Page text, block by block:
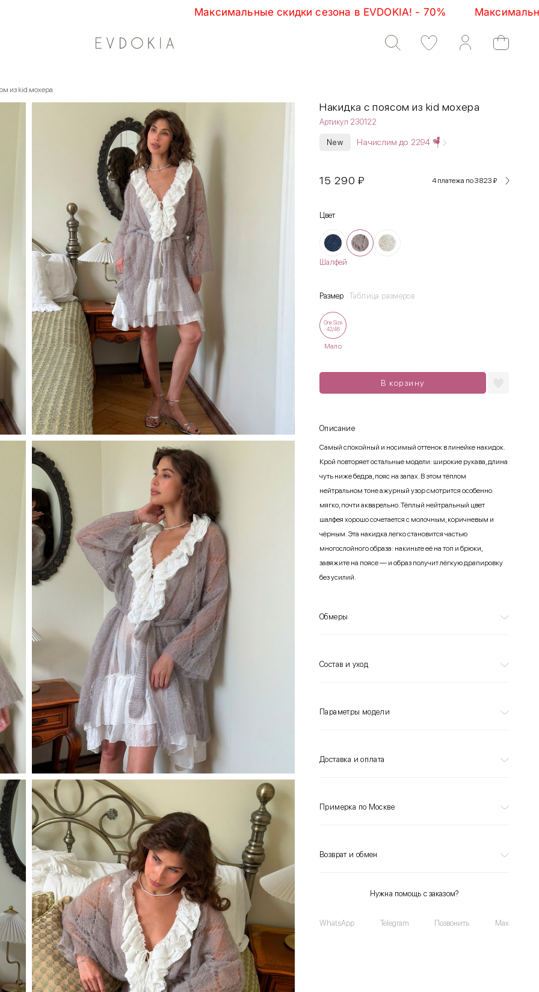
Максимальные скидки сезона в EVDOKIA! - 70%         Максимальные скидки сезона в
из kid мохера
Накидка с поясом из kid мохера
Артикул 230122
New Начислим до 2294
15 290₽ 4 платежа по 3 823 ₽
Цвет
Шалфей
Размер Таблица размеров
One Size
42/46
Мало
В корзину
Описание
Самый спокойный и носимый оттенок в линейке накидок.
Крой повторяет остальные модели: широкие рукава, длина
чуть ниже бедра, пояс на запах. В этом тёплом
нейтральном тоне ажурный узор смотрится особенно
мягко, почти акварельно. Тёплый нейтральный цвет
шалфея хорошо сочетается с молочным, коричневым и
чёрным. Эта накидка легко становится частью
многослойного образа: накиньте её на топ и брюки,
завяжите на поясе — и образ получит лёгкую драпировку
без усилий.
Обмеры
Состав и уход
Параметры модели
Доставка и оплата
Примерка по Москве
Возврат и обмен
Нужна помощь с заказом?
WhatsApp Telegram Позвонить Max